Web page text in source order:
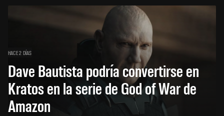
HACE 2 DÍAS
Dave Bautista podría convertirse en
Kratos en la serie de God of War de
Amazon